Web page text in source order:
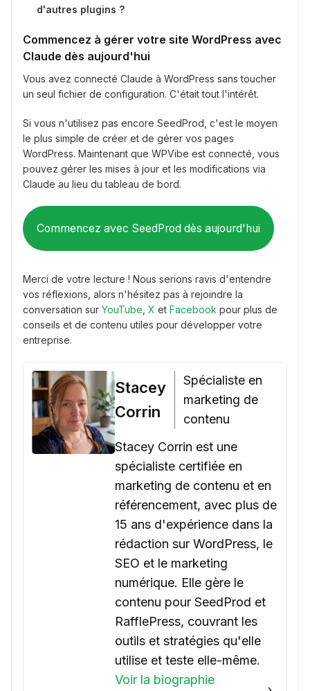
d'autres plugins ?
Commencez à gérer votre site WordPress avec
Claude dès aujourd'hui
Vous avez connecté Claude à WordPress sans toucher
un seul fichier de configuration. C'était tout l'intérêt.
Si vous n'utilisez pas encore SeedProd, c'est le moyen
le plus simple de créer et de gérer vos pages
WordPress. Maintenant que WPVibe est connecté, vous
pouvez gérer les mises à jour et les modifications via
Claude au lieu du tableau de bord.
Commencez avec SeedProd dès aujourd'hui
Merci de votre lecture ! Nous serions ravis d'entendre
vos réflexions, alors n'hésitez pas à rejoindre la
conversation sur YouTube X et Facebook pour plus de
conseils et de contenu utiles pour développer votre
entreprise.
Stacey
Corrin
Spécialiste en
marketing de
contenu
Stacey Corrin est une
spécialiste certifiée en
marketing de contenu et en
référencement, avec plus de
15 ans d'expérience dans la
rédaction sur WordPress, le
SEO et le marketing
numérique. Elle gère le
contenu pour SeedProd et
RafflePress, couvrant les
outils et stratégies qu'elle
utilise et teste elle-même.
Voir la biographie